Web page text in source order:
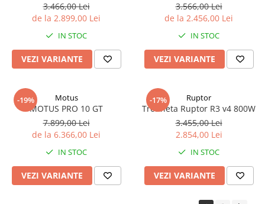
3.466,00 Lei
de la 2.899,00 Lei
IN STOC
VEZI VARIANTE
3.566,00 Lei
de la 2.456,00 Lei
IN STOC
VEZI VARIANTE
-19% Motus
MOTUS PRO 10 GT
7.899,00 Lei
de la 6.366,00 Lei
IN STOC
VEZI VARIANTE
-17% Ruptor
Trotineta Ruptor R3 v4 800W
3.455,00 Lei
2.854,00 Lei
IN STOC
VEZI VARIANTE